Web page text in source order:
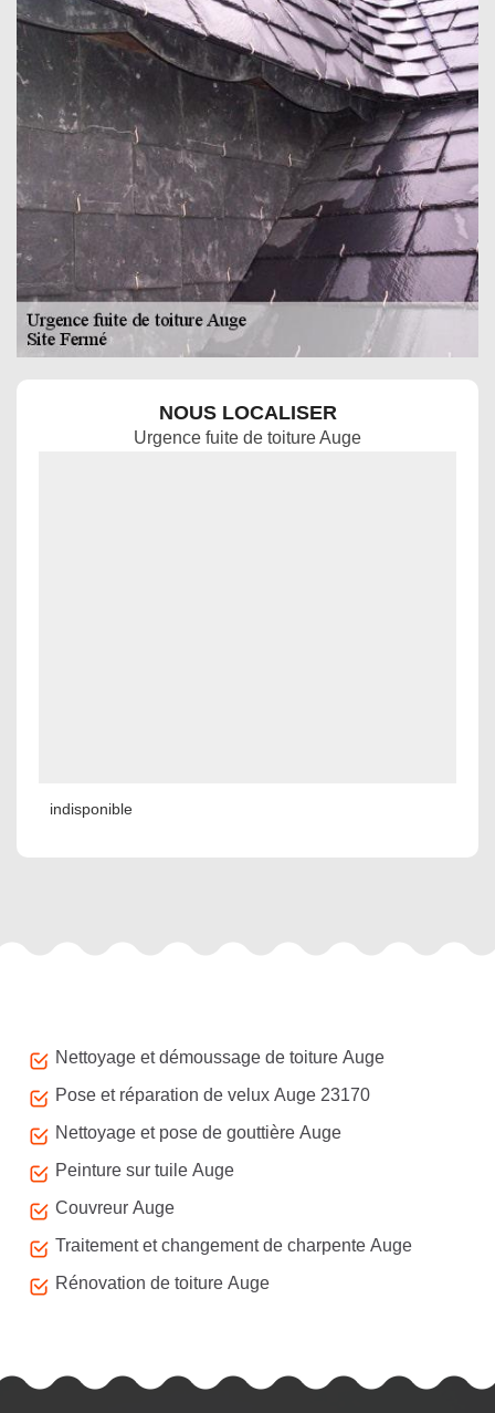
NOUS LOCALISER
Urgence fuite de toiture Auge
indisponible
Nettoyage et démoussage de toiture Auge
Pose et réparation de velux Auge 23170
Nettoyage et pose de gouttière Auge
Peinture sur tuile Auge
Couvreur Auge
Traitement et changement de charpente Auge
Rénovation de toiture Auge